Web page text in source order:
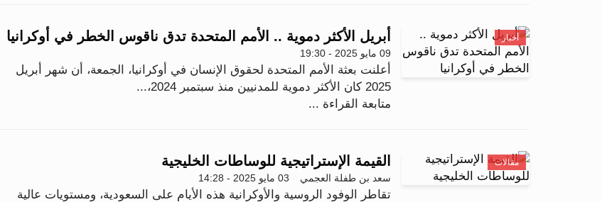
أخبار أبريل الأكثر دموية .. الأمم المتحدة تدق ناقوس الخطر في أوكرانيا
09 مايو 2025 - 19:30
أعلنت بعثة الأمم المتحدة لحقوق الإنسان في أوكرانيا، الجمعة، أن شهر أبريل
2025 كان الأكثر دموية للمدنيين منذ سبتمبر 2024،...
متابعة القراءة ...
مقالات القيمة الإستراتيجية للوساطات الخليجية
سعد بن طفلة العجمي 03 مايو 2025 - 14:28
تقاطر الوفود الروسية والأوكرانية هذه الأيام على السعودية، ومستويات عالية